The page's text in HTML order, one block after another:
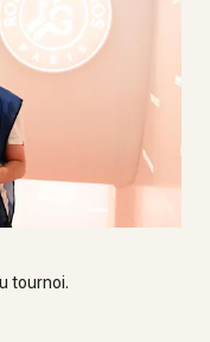
tournoi.